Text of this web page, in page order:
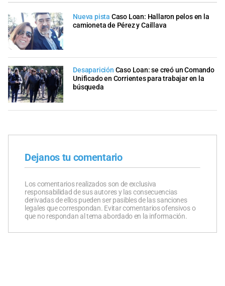
Nueva pista Caso Loan: Hallaron pelos en la
camioneta de Pérez y Caillava
Desaparición Caso Loan: se creó un Comando
Unificado en Corrientes para trabajar en la
búsqueda
Dejanos tu comentario
Los comentarios realizados son de exclusiva
responsabilidad de sus autores y las consecuencias
derivadas de ellos pueden ser pasibles de las sanciones
legales que correspondan. Evitar comentarios ofensivos o
que no respondan al tema abordado en la información.